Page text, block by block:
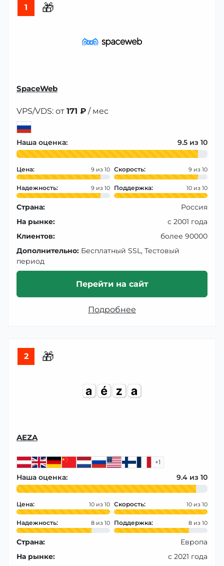
1 🎁
SpaceWeb
VPS/VDS: от 171 ₽ / мес
Наша оценка: 9.5
Цена: 9 Скорость: 9
Надежность: 9 Поддержка: 10
Страна:
Россия
На рынке:
с 2001 года
Клиентов:
более 90000
Дополнительно: Бесплатный SSL, Тестовый
период
Перейти на сайт
Подробнее
2 🎁
AEZA
+1
Наша оценка: 9.4
Цена: 10 Скорость: 10
Надежность: 8 Поддержка: 8
Страна:
Европа
На рынке:
с 2021 года